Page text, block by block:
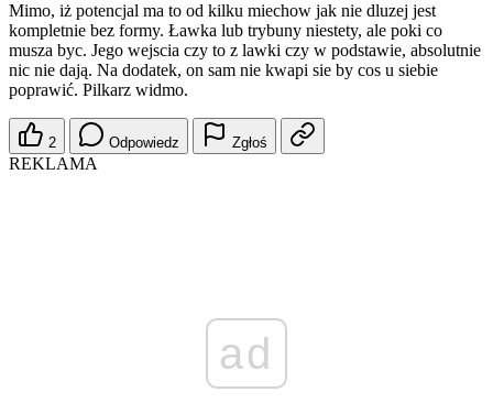
Mimo, iż potencjal ma to od kilku miechow jak nie dluzej jest
kompletnie bez formy. Ławka lub trybuny niestety, ale poki co
musza byc. Jego wejscia czy to z lawki czy w podstawie, absolutnie
nic nie dają. Na dodatek, on sam nie kwapi sie by cos u siebie
poprawić. Pilkarz widmo.
2 Odpowiedz Zgłoś
REKLAMA
ad